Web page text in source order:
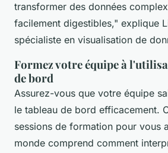
transformer des données
facilement digestibles," explique
spécialiste en visualisation de
Formez votre équipe à
de bord
Assurez-vous que votre équipe
le tableau de bord efficacement.
sessions de formation pour vous
monde comprend comment